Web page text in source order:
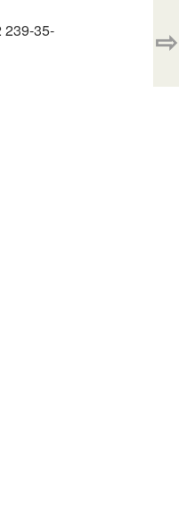
239-35-
⇨